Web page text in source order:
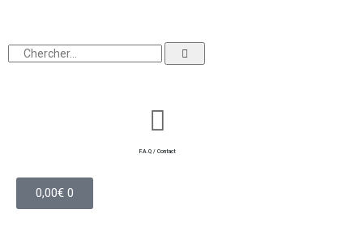
F.A.Q / Contact
0,00€ 0